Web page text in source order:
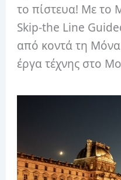
το πίστευα! Με το
Skip-the Line
από κοντά τη
έργα τέχνης στο